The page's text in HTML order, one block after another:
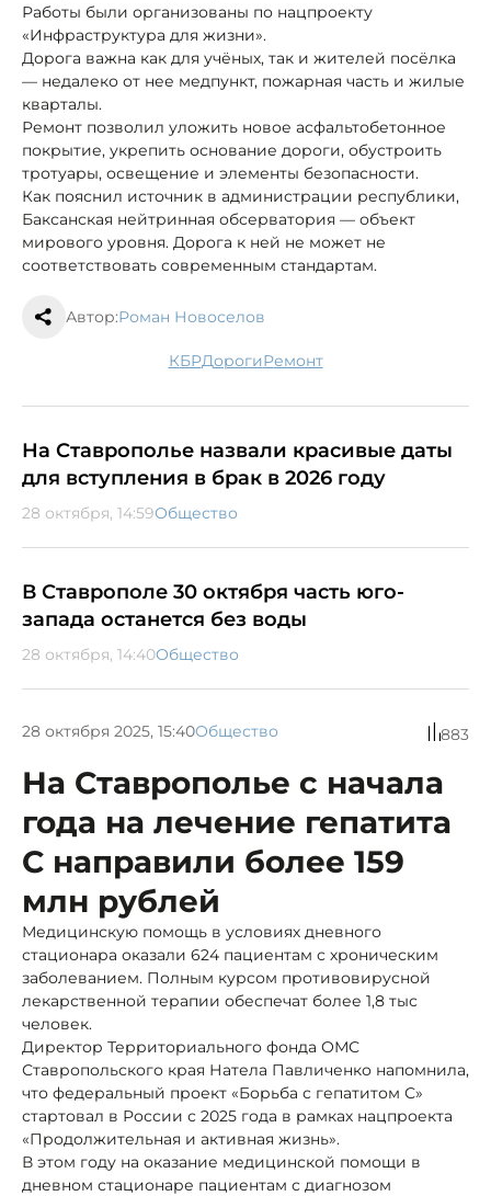
Работы были организованы по нацпроекту
«Инфраструктура для жизни».
Дорога важна как для учёных, так и жителей посёлка
— недалеко от нее медпункт, пожарная часть и жилые
кварталы.
Ремонт позволил уложить новое асфальтобетонное
покрытие, укрепить основание дороги, обустроить
тротуары, освещение и элементы безопасности.
Как пояснил источник в администрации республики,
Баксанская нейтринная обсерватория — объект
мирового уровня. Дорога к ней не может не
соответствовать современным стандартам.
Автор:Роман Новоселов
КБР дороги ремонт
На Ставрополье назвали красивые даты
для вступления в брак в 2026 году
28 октября, 14:59Общество
В Ставрополе 30 октября часть юго-
запада останется без воды
28 октября, 14:40Общество
28 октября 2025, 15:40Общество 883
На Ставрополье с начала
года на лечение гепатита
С направили более 159
млн рублей
Медицинскую помощь в условиях дневного
стационара оказали 624 пациентам с хроническим
заболеванием. Полным курсом противовирусной
лекарственной терапии обеспечат более 1,8 тыс
человек.
Директор Территориального фонда ОМС
Ставропольского края Натела Павличенко напомнила,
что федеральный проект «Борьба с гепатитом С»
стартовал в России с 2025 года в рамках нацпроекта
«Продолжительная и активная жизнь».
В этом году на оказание медицинской помощи в
дневном стационаре пациентам с диагнозом